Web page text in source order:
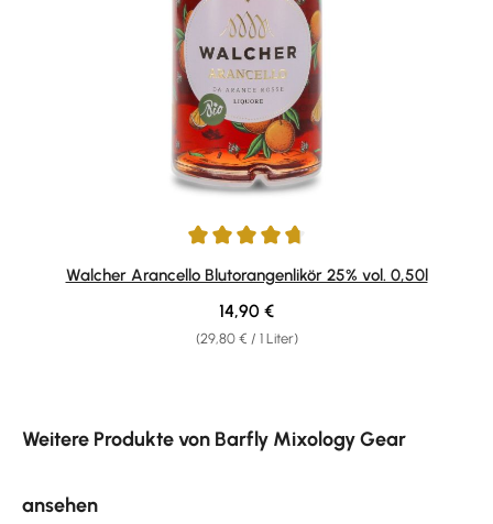
Durchschnittliche Bewertung von 4.7 von 5 Sternen
Walcher Arancello Blutorangenlikör 25% vol. 0,50l
(29,80 € / 1 Liter)
Regulärer Preis:
14,90 €
Weitere Produkte von Barfly Mixology Gear
ansehen